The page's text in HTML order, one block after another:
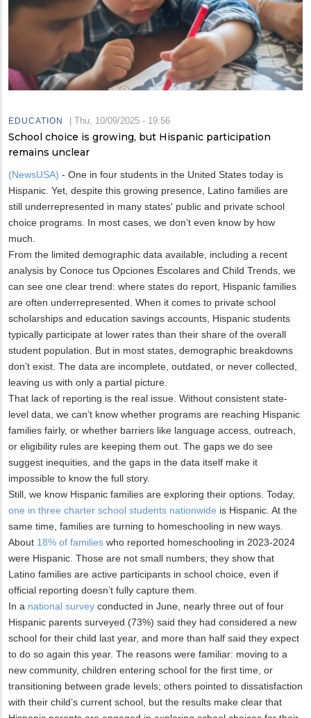
EDUCATION Thu, 10/09/2025 - 19:56
School choice is growing, but Hispanic participation
remains unclear
(NewsUSA) - One in four students in the United States today is
Hispanic. Yet, despite this growing presence, Latino families are
still underrepresented in many states' public and private school
choice programs. In most cases, we don’t even know by how
much.
From the limited demographic data available, including a recent
analysis by Conoce tus Opciones Escolares and Child Trends, we
can see one clear trend: where states do report, Hispanic families
are often underrepresented. When it comes to private school
scholarships and education savings accounts, Hispanic students
typically participate at lower rates than their share of the overall
student population. But in most states, demographic breakdowns
don’t exist. The data are incomplete, outdated, or never collected,
leaving us with only a partial picture.
That lack of reporting is the real issue. Without consistent state-
level data, we can’t know whether programs are reaching Hispanic
families fairly, or whether barriers like language access, outreach,
or eligibility rules are keeping them out. The gaps we do see
suggest inequities, and the gaps in the data itself make it
impossible to know the full story.
Still, we know Hispanic families are exploring their options. Today,
one in three charter school students nationwide is Hispanic. At the
same time, families are turning to homeschooling in new ways.
About 18% of families who reported homeschooling in 2023-2024
were Hispanic. Those are not small numbers; they show that
Latino families are active participants in school choice, even if
official reporting doesn’t fully capture them.
In a national survey conducted in June, nearly three out of four
Hispanic parents surveyed (73%) said they had considered a new
school for their child last year, and more than half said they expect
to do so again this year. The reasons were familiar: moving to a
new community, children entering school for the first time, or
transitioning between grade levels; others pointed to dissatisfaction
with their child’s current school, but the results make clear that